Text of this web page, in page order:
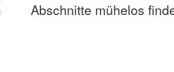
Abschnitte mühelos